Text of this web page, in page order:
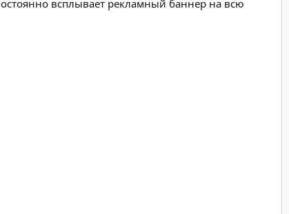
всплывает рекламный баннер на всю